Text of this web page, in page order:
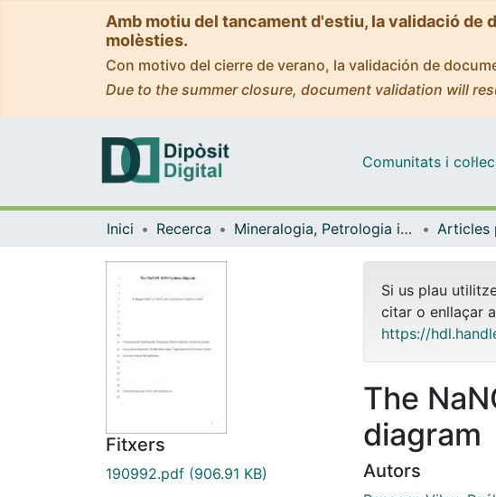
Amb motiu del tancament d'estiu, la validació de
molèsties.
Con motivo del cierre de verano, la validación de
Due to the summer closure, document validation will
Comunitats i
Inici Recerca Mineralogia, Petrologia i Geologia Aplicada
Fitxers
190992.pdf (906.91 KB)
Si us plau
citar o enllaçar
https://
The
diagram
Autors